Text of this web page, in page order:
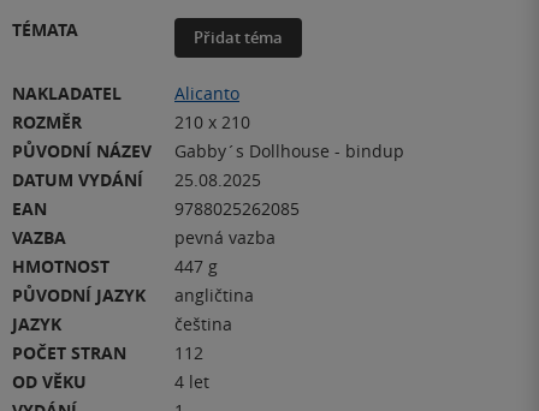
TÉMATA
Přidat téma
NAKLADATEL
Alicanto
ROZMĚR
210 x 210
PŮVODNÍ NÁZEV
Gabby´s Dollhouse - bindup
DATUM VYDÁNÍ
25.08.2025
EAN
9788025262085
VAZBA
pevná vazba
HMOTNOST
447 g
PŮVODNÍ JAZYK
angličtina
JAZYK
čeština
POČET STRAN
112
OD VĚKU
4 let